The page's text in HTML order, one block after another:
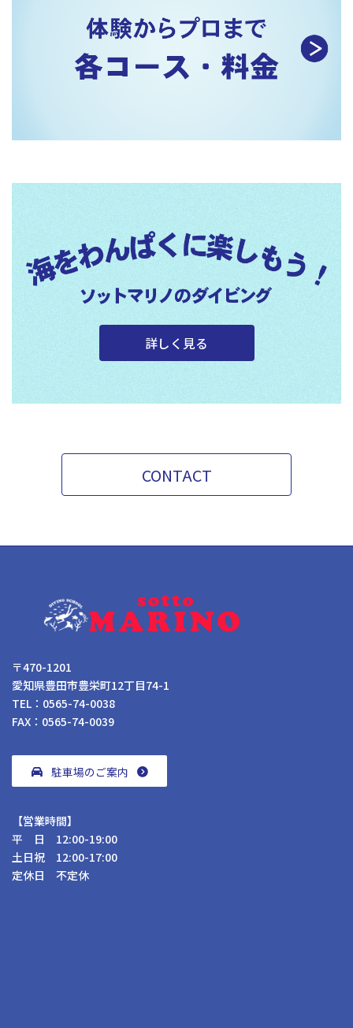
詳しく見る
CONTACT
〒470-1201
愛知県豊田市豊栄町12丁目74-1
TEL：0565-74-0038
FAX：0565-74-0039
駐車場のご案内
【営業時間】
平 日 12:00-19:00
土日祝 12:00-17:00
定休日 不定休